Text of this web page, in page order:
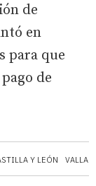
Y LEÓN
de
en
para que
de